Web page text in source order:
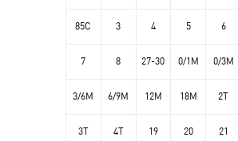
85C 3 4 5 6
7 8 27-30 0/1M 0/3M
3/6M 6/9M 12M 18M 2T
3T 4T 19 20 21